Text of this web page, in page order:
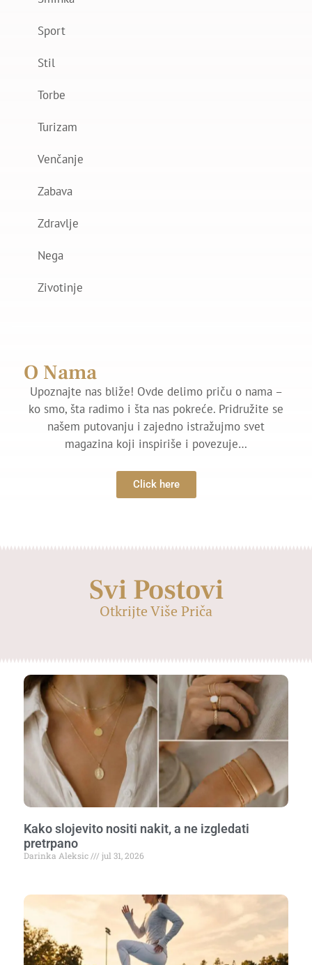
Sport
Stil
Torbe
Turizam
Venčanje
Zabava
Zdravlje
Nega
Zivotinje
O Nama
Upoznajte nas bliže! Ovde delimo priču o nama –
ko smo, šta radimo i šta nas pokreće. Pridružite se
našem putovanju i zajedno istražujmo svet
magazina koji inspiriše i povezuje…
Click here
Svi Postovi
Otkrijte Više Priča
Kako slojevito nositi nakit, a ne izgledati
pretrpano
Darinka Aleksic jul 31, 2026